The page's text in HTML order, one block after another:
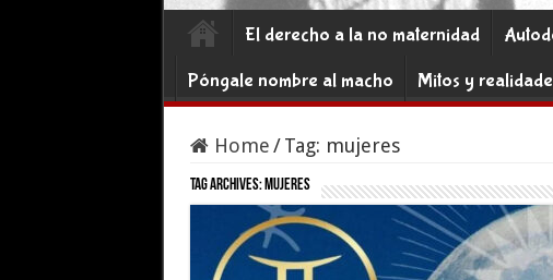
El derecho a la no maternidad
Póngale nombre al macho
Mitos y
Home/ Tag: mujeres
Tag Archives:mujeres